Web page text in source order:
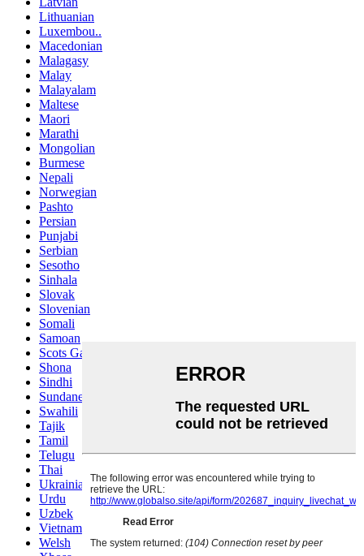
Lithuanian
Luxembou..
Macedonian
Malagasy
Malay
Malayalam
Maltese
Maori
Marathi
Mongolian
Burmese
Nepali
Norwegian
Pashto
Persian
Punjabi
Serbian
Sesotho
Sinhala
Slovak
Slovenian
Somali
Samoan
Scots Gaelic
Shona
Sindhi
Sundanese
Swahili
Tajik
Tamil
Telugu
Thai
Ukrainian
Urdu
Uzbek
Vietnamese
Welsh